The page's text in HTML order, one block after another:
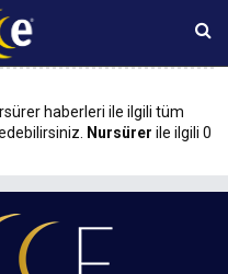
02:53
haberleri ile ilgili tüm
Nursürer ile ilgili 0